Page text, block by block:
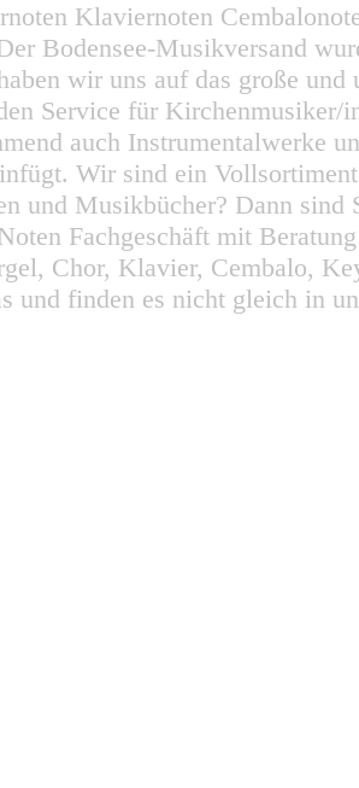
Klaviernoten
Bodensee-Musikversand
wir uns auf das große
Service für
auch Instrumentalwerke
Wir sind ein
und Musikbücher? Dann
Fachgeschäft mit
Chor, Klavier, Cembalo,
und finden es nicht gleich in